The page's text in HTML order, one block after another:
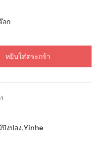
อก
หยิบใส่ตระกร้า
ปิงปอง,Yinhe